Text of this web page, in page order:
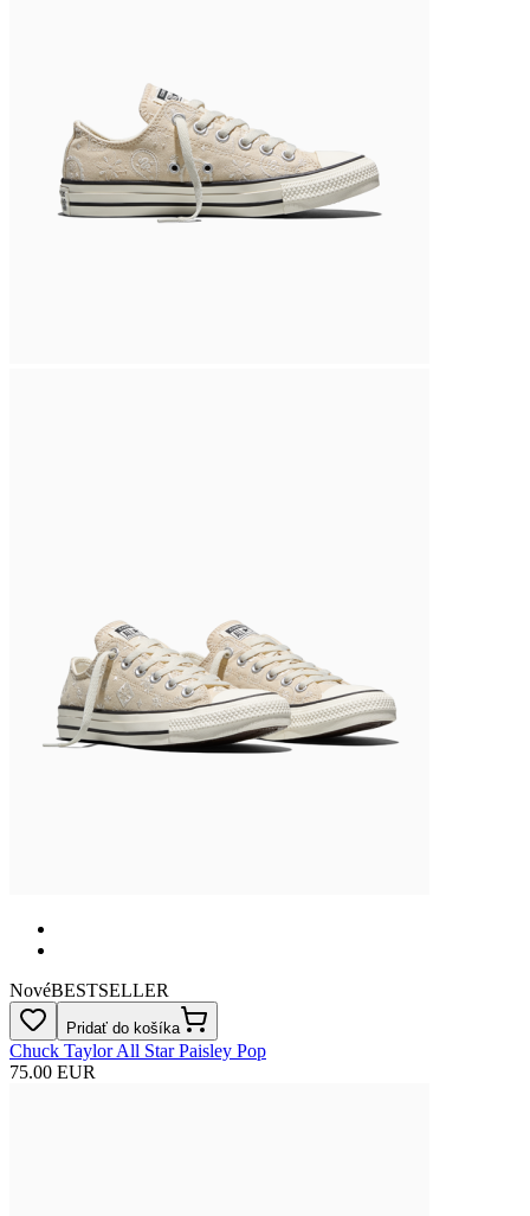
NovéBESTSELLER
Pridať do košíka
Chuck Taylor All Star Paisley Pop
75.00 EUR